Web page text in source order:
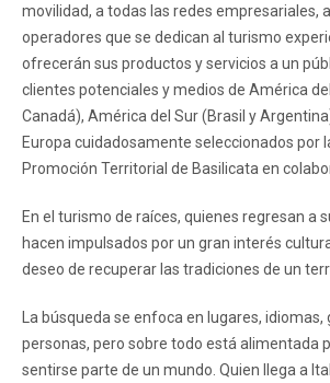
movilidad, a todas las redes empresariales,
operadores que se dedican al turismo
ofrecerán sus productos y servicios a un
clientes potenciales y medios de América
Canadá), América del Sur (Brasil y
Europa cuidadosamente seleccionados por
Promoción Territorial de Basilicata en
En el turismo de raíces, quienes regresan a
hacen impulsados ​​por un gran interés
deseo de recuperar las tradiciones de un
La búsqueda se enfoca en lugares,
personas, pero sobre todo está alimentada
sentirse parte de un mundo. Quien llega a